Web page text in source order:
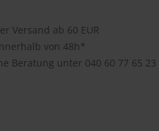
Versand ab 60 EUR
von 48h*
Beratung unter 040 60 77 65 23